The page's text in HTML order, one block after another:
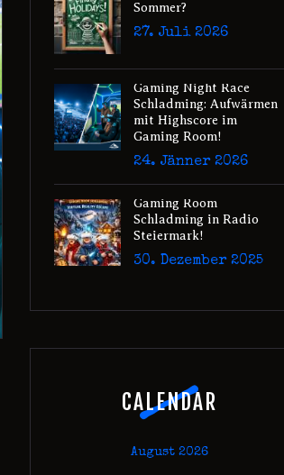
Sommer?
27. Juli 2026
Gaming Night Race
Schladming: Aufwärmen
mit Highscore im
Gaming Room!
24. Jänner 2026
Gaming Room
Schladming in Radio
Steiermark!
30. Dezember 2025
CALENDAR
August 2026